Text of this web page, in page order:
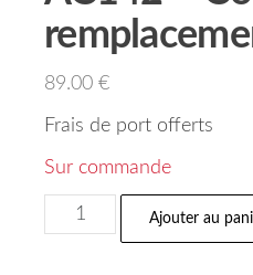
89.00 €
Frais de port offerts
Sur commande
Ajouter au